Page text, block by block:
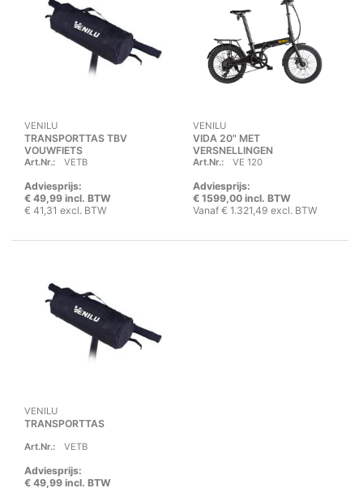
VENILU
TRANSPORTTAS TBV
VOUWFIETS
Art.Nr.: VETB
Adviesprijs:
€ 49,99 incl. BTW
€ 41,31 excl. BTW
VENILU
VIDA 20" MET
VERSNELLINGEN
Art.Nr.: VE 120
Adviesprijs:
€ 1599,00 incl. BTW
Vanaf € 1.321,49 excl. BTW
VENILU
TRANSPORTTAS
Art.Nr.: VETB
Adviesprijs:
€ 49,99 incl. BTW